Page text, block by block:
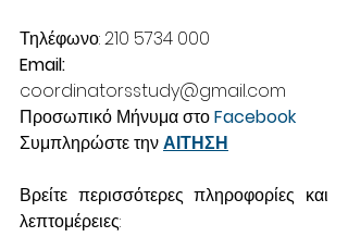
Τηλέφωνο: 210 5734 000
coordinatorsstudy@gmail.com
Προσωπικό Μήνυμα στο Facebook
Συμπληρώστε την ΑΙΤΗΣΗ
Βρείτε περισσότερες πληροφορίες και
λεπτομέρειες: